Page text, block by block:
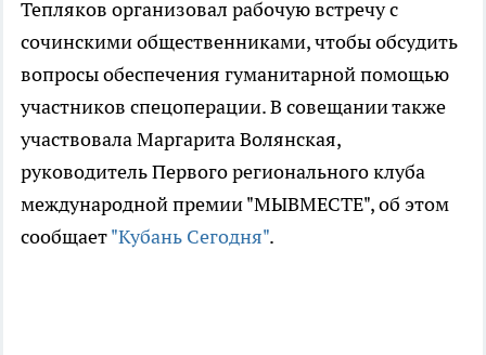
Тепляков организовал рабочую встречу с
сочинскими общественниками, чтобы обсудить
вопросы обеспечения гуманитарной помощью
участников спецоперации. В совещании также
участвовала Маргарита Волянская,
руководитель Первого регионального клуба
международной премии "МЫВМЕСТЕ", об этом
сообщает"Кубань Сегодня".